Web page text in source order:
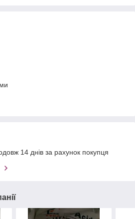
14 днів за рахунок покупця